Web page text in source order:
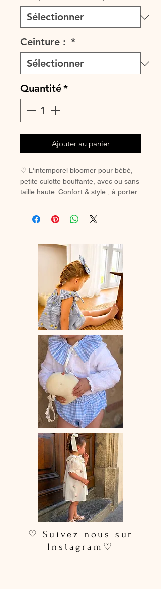
Ceinture : *
Quantité*
Ajouter au panier
♡ L'intemporel bloomer pour bébé,
petite culotte bouffante, avec ou sans
taille haute. Confort & style , à porter
♡ Petit Bloomer entièrement réalisé à
♡ Le délai de fabrication est de 7 à
28 jours ouvrés selon les commandes
♡ Lavage à la main ou en machine
30° max, couleurs similaires, cycle
délicat. Ne pas utilser de sèche-linge.
♡ Suivez nous sur
Instagram♡